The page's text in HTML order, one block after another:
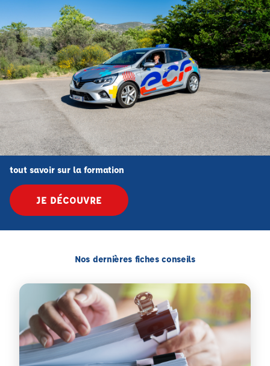
tout savoir sur la formation
JE DÉCOUVRE
Nos dernières fiches conseils